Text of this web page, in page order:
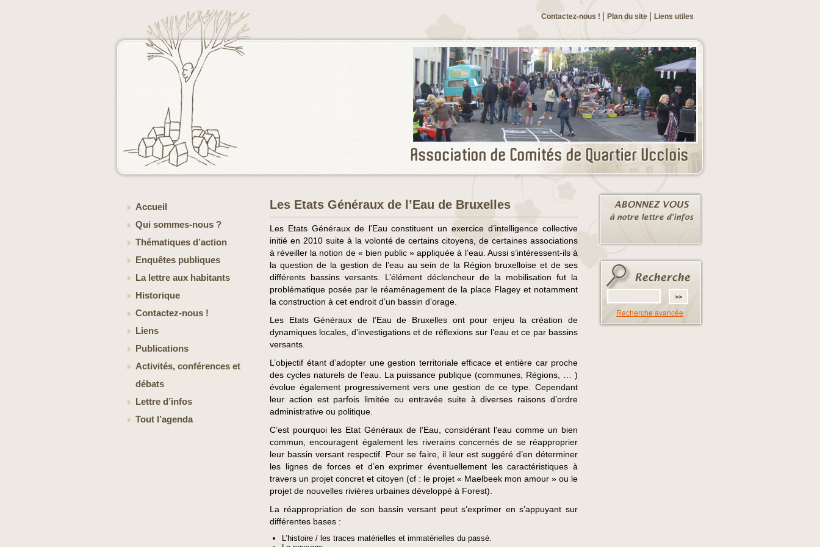
Liens utiles
Plan du site
Contactez-nous !
Accueil
Qui sommes-nous ?
Thématiques d’action
Enquêtes publiques
La lettre aux habitants
Historique
Contactez-nous !
Liens
Publications
Activités, conférences et
débats
Lettre d’infos
Tout l’agenda
Les Etats Généraux de l’Eau de Bruxelles
Les Etats Généraux de l’Eau constituent un exercice d’intelligence collective
initié en 2010 suite à la volonté de certains citoyens, de certaines associations
à réveiller la notion de « bien public » appliquée à l’eau. Aussi s’intéressent-ils à
la question de la gestion de l’eau au sein de la Région bruxelloise et de ses
différents bassins versants. L’élément déclencheur de la mobilisation fut la
problématique posée par le réaménagement de la place Flagey et notamment
la construction à cet endroit d’un bassin d’orage.
Les Etats Généraux de l’Eau de Bruxelles ont pour enjeu la création de
dynamiques locales, d’investigations et de réflexions sur l’eau et ce par bassins
versants.
L’objectif étant d’adopter une gestion territoriale efficace et entière car proche
des cycles naturels de l’eau. La puissance publique (communes, Régions, … )
évolue également progressivement vers une gestion de ce type. Cependant
leur action est parfois limitée ou entravée suite à diverses raisons d’ordre
administrative ou politique.
C’est pourquoi les Etat Généraux de l’Eau, considérant l’eau comme un bien
commun, encouragent également les riverains concernés de se réapproprier
leur bassin versant respectif. Pour se faire, il leur est suggéré d’en déterminer
les lignes de forces et d’en exprimer éventuellement les caractéristiques à
travers un projet concret et citoyen (cf : le projet « Maelbeek mon amour » ou le
projet de nouvelles rivières urbaines développé à Forest).
La réappropriation de son bassin versant peut s’exprimer en s’appuyant sur
différentes bases :
L’histoire / les traces matérielles et immatérielles du passé.
Recherche avancée